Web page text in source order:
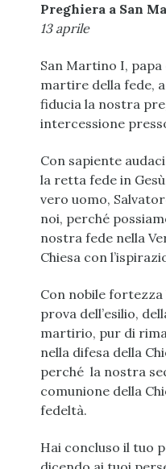
Preghiera a San
13 aprile
San Martino I,
martire della fede,
fiducia la nostra
intercessione
Con sapiente
la retta fede in
vero uomo,
noi, perché
nostra fede nella
Chiesa con
Con nobile
prova dell’esilio,
martirio, pur di
nella difesa della
perché la nostra
comunione della
fedeltà.
Hai concluso il tuo